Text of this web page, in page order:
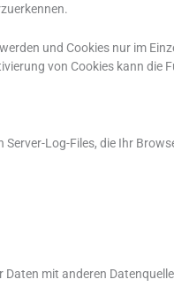
und Cookies nur im
von Cookies kann die
Log-Files, die Ihr
mit anderen